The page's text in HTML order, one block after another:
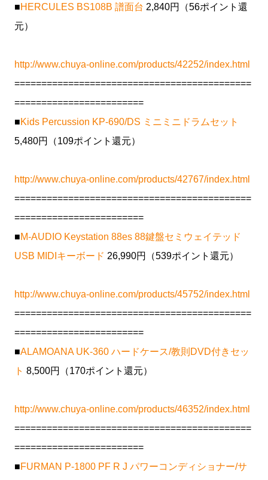
■HERCULES BS108B 譜面台 2,840円（56ポイント還
元）
http://www.chuya-online.com/products/42252/index.html
============================================
========================
■Kids Percussion KP-690/DS ミニミニドラムセット
5,480円（109ポイント還元）
http://www.chuya-online.com/products/42767/index.html
============================================
========================
■M-AUDIO Keystation 88es 88鍵盤セミウェイテッド
USB MIDIキーボード 26,990円（539ポイント還元）
http://www.chuya-online.com/products/45752/index.html
============================================
========================
■ALAMOANA UK-360 ハードケース/教則DVD付きセッ
ト 8,500円（170ポイント還元）
http://www.chuya-online.com/products/46352/index.html
============================================
========================
■FURMAN P-1800 PF R J パワーコンディショナー/サ